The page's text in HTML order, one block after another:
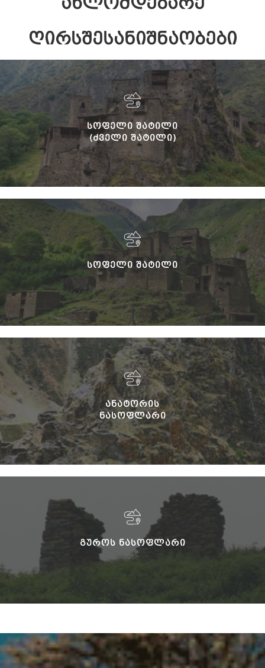
ᲦᲘᲠᲡᲨᲔᲡᲐᲜᲘᲨᲜᲐᲝᲑᲔᲑᲘ
ᲡᲝᲤᲔᲚᲘ ᲨᲐᲢᲘᲚᲘ
(ᲫᲕᲔᲚᲘ ᲨᲐᲢᲘᲚᲘ)
ᲡᲝᲤᲔᲚᲘ ᲨᲐᲢᲘᲚᲘ
ᲐᲜᲐᲢᲝᲠᲘᲡ
ᲜᲐᲡᲝᲤᲚᲐᲠᲘ
ᲒᲣᲠᲝᲡ ᲜᲐᲡᲝᲤᲚᲐᲠᲘ